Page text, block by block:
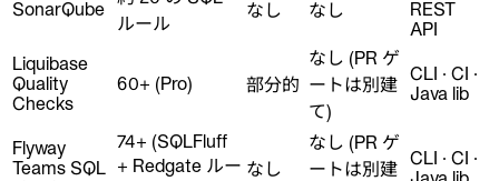
SonarQube
ルール
なし なし
REST
API
Liquibase
Quality
Checks
60+ (Pro) 部分的
なし (PR ゲ
ートは別建
て)
CLI · CI ·
Java lib
Flyway
Teams SQL
74+ (SQLFluff
+ Redgate ルー なし
なし (PR ゲ
ートは別建
CLI · CI ·